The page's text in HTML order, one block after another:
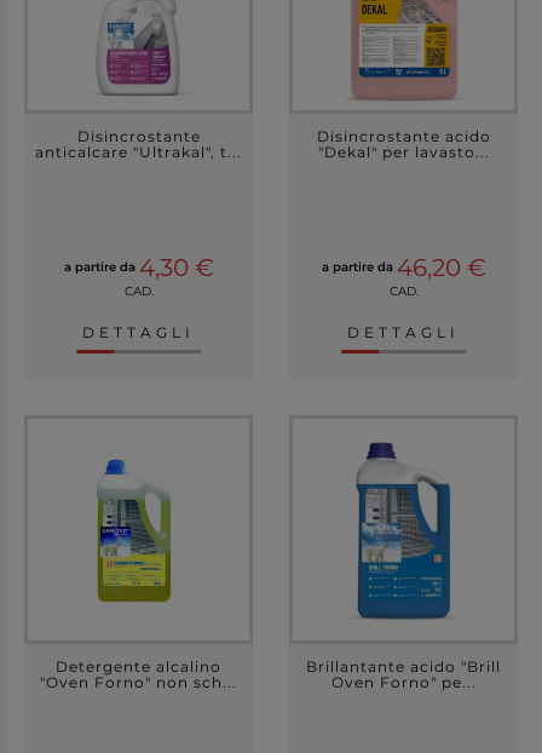
Disincrostante
anticalcare "Ultrakal", t...
a partire da 4,30 €
CAD.
DETTAGLI
Disincrostante acido
"Dekal" per lavasto...
a partire da 46,20 €
CAD.
DETTAGLI
Detergente alcalino
"Oven Forno" non sch...
Brillantante acido "Brill
Oven Forno" pe...